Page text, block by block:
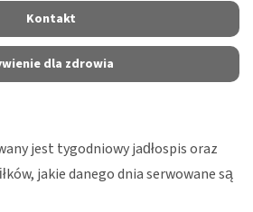
Kontakt
dla zdrowia
jest tygodniowy jadłospis oraz
jakie danego dnia serwowane są